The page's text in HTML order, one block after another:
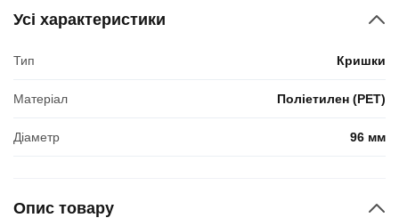
Усі характеристики
Тип Кришки
Матеріал Поліетилен (PET)
Діаметр 96 мм
Опис товару